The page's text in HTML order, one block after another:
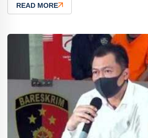
READ MORE